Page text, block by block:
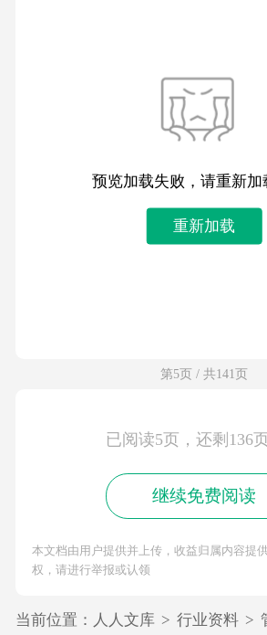
预览加载失败，请重新加
重新加载
第5页 / 共141页
已阅读5页，还剩136
继续免费阅读
本文档由用户提供并上传，收益归属内容提
权，请进行举报或认领
当前位置： 人人文库 > 行业资料 >